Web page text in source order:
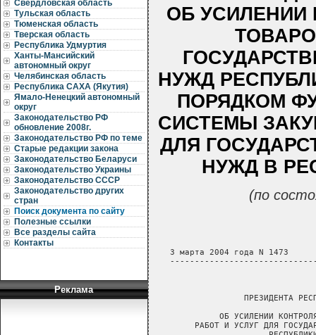
Свердловская область
Тульская область
Тюменская область
Тверская область
Республика Удмуртия
Ханты-Мансийский
автономный округ
Челябинская область
Республика САХА (Якутия)
Ямало-Ненецкий автономный
округ
Законодательство РФ
обновление 2008г.
Законодательство РФ по теме
Старые редакции закона
Законодательство Беларуси
Законодательство Украины
Законодательство СССР
Законодательство других
стран
Поиск документа по сайту
Полезные ссылки
Все разделы сайта
Контакты
Реклама
ОБ УСИЛЕНИИ
НУЖД
ПОРЯДКОМ
СИСТЕМЫ
ДЛЯ
НУЖД В
(по